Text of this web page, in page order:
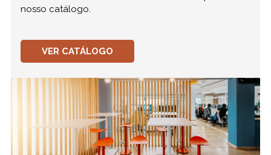
nosso catálogo.
VER CATÁLOGO